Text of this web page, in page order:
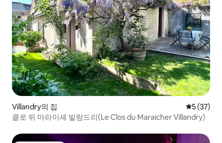
Villandry의 집 평점 5점
5 (37)
클로 뒤 마라이셰 빌랑드리(Le Clos du Maraicher Villandry)